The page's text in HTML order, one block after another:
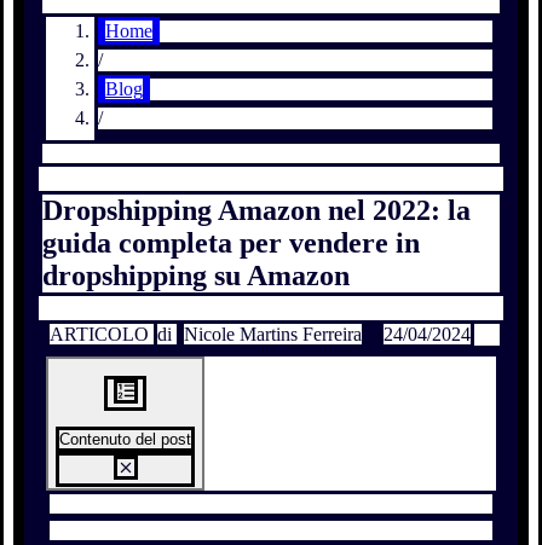
Home
/
Blog
/
Dropshipping Amazon nel 2022: la
guida completa per vendere in
dropshipping su Amazon
ARTICOLO di Nicole Martins Ferreira 24/04/2024
Contenuto del post